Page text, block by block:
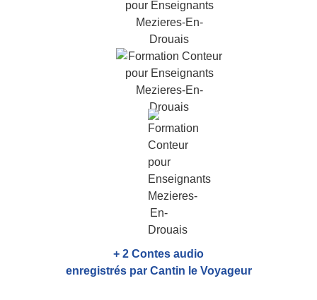
+ 2 Contes audio
enregistrés par Cantin le Voyageur